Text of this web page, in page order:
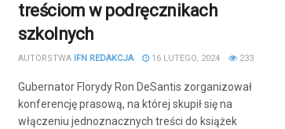
treściom w podręcznikach
szkolnych
AUTORSTWA IFN REDAKCJA 16 LUTEGO, 2024 233
Gubernator Florydy Ron DeSantis zorganizował
konferencję prasową, na której skupił się na
włączeniu jednoznacznych treści do książek